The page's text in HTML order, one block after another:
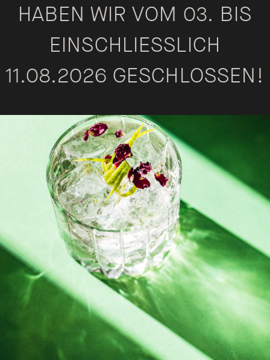
ESSEN MIT
HABEN WIR VOM 03. BIS
EINSCHLIESSLICH 1
1.08.2026 GESCHLOSSEN!